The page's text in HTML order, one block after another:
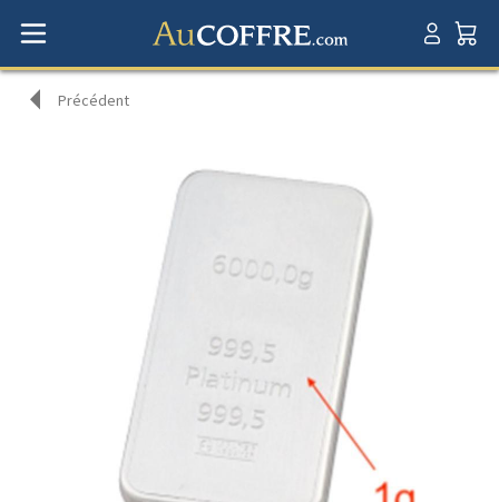
Précédent